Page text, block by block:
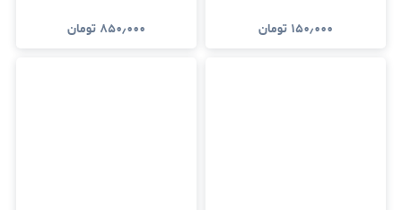
۱۵۰٫۰۰۰ تومان
۸۵۰٫۰۰۰ تومان